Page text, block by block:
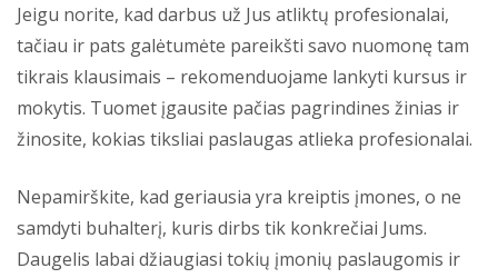
Jeigu norite, kad darbus už Jus atliktų profesionalai,
tačiau ir pats galėtumėte pareikšti savo nuomonę tam
tikrais klausimais – rekomenduojame lankyti kursus ir
mokytis. Tuomet įgausite pačias pagrindines žinias ir
žinosite, kokias tiksliai paslaugas atlieka profesionalai.
Nepamirškite, kad geriausia yra kreiptis įmones, o ne
samdyti buhalterį, kuris dirbs tik konkrečiai Jums.
Daugelis labai džiaugiasi tokių įmonių paslaugomis ir